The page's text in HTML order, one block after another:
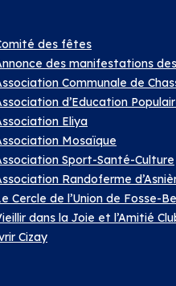
des fêtes
des manifestations
Communale de
d’Education
Eliya
Mosaïque
Sport-Santé-Culture
Randoferme
Cercle de l’Union de Fosse-
dans la Joie et l’Amitié
Cizay